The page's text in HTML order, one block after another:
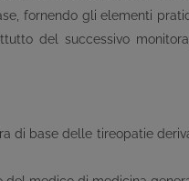
fornendo gli elementi
del successivo
di base delle tireopatie